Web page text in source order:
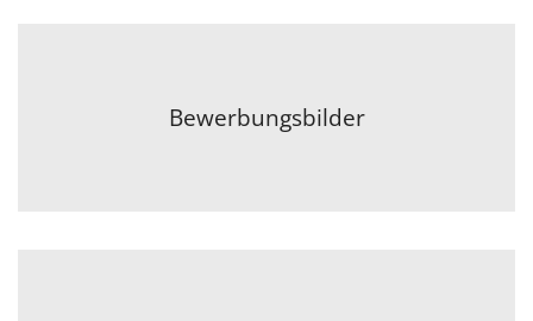
Bewerbungsbilder